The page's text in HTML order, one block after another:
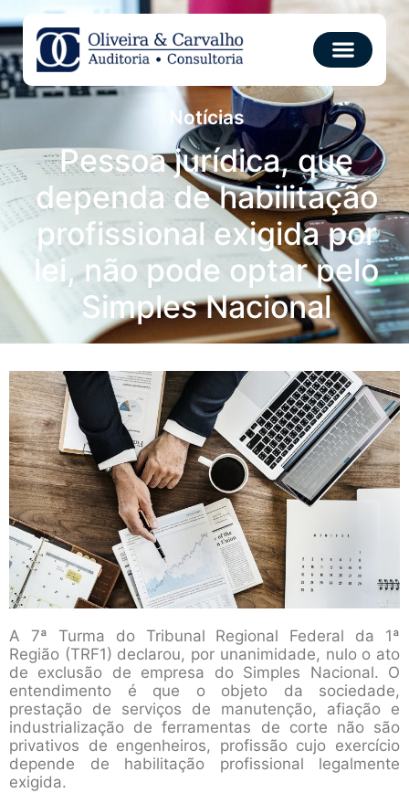
Notícias
Pessoa jurídica, que
dependa de habilitação
profissional exigida por
lei, não pode optar pelo
Simples Nacional
A 7ª Turma do Tribunal Regional Federal da 1ª
Região (TRF1) declarou, por unanimidade, nulo o ato
de exclusão de empresa do Simples Nacional. O
entendimento é que o objeto da sociedade,
prestação de serviços de manutenção, afiação e
industrialização de ferramentas de corte não são
privativos de engenheiros, profissão cujo exercício
depende de habilitação profissional legalmente
exigida.